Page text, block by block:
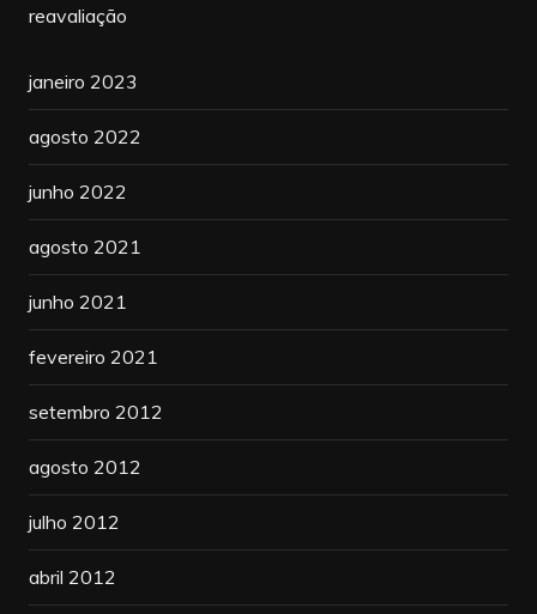
reavaliação
janeiro 2023
agosto 2022
junho 2022
agosto 2021
junho 2021
fevereiro 2021
setembro 2012
agosto 2012
julho 2012
abril 2012